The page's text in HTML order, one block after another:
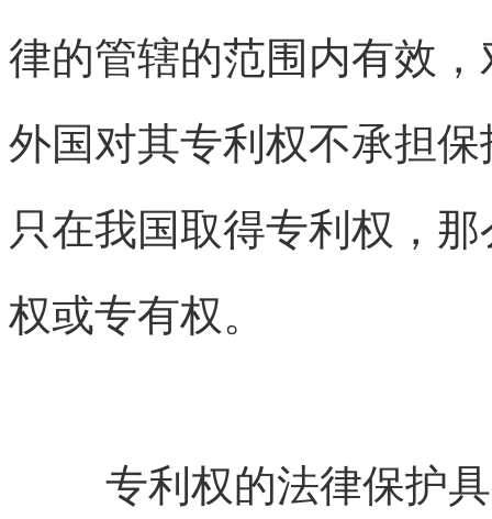
律的管辖的范围内有效
外国对其专利权不承担
只在我国取得专利权，
权或专有权。
专利权的法律保护